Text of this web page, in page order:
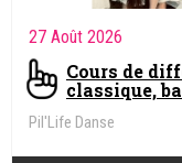
27 Août 2026
Cours de
classique,
Pil'Life Danse